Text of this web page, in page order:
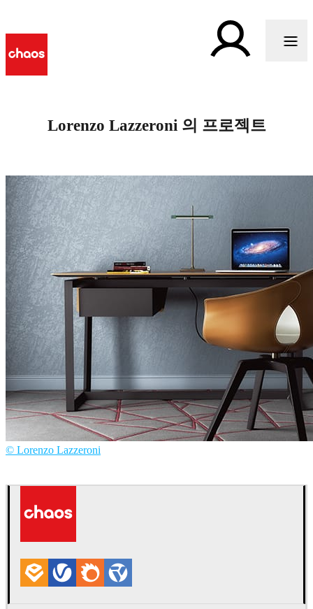
Lorenzo Lazzeroni 의 프로젝트
© Lorenzo Lazzeroni